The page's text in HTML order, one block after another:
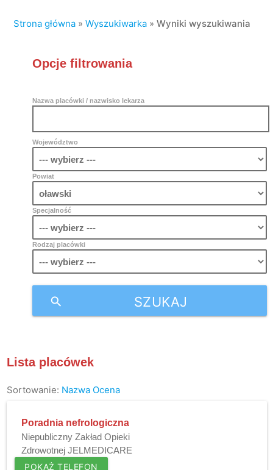
Strona główna »Wyszukiwarka »Wyniki wyszukiwania
Opcje filtrowania
Nazwa placówki / nazwisko lekarza
Województwo
Powiat
Specjalność
Rodzaj placówki
SZUKAJ
search
Lista placówek
Sortowanie: Nazwa Ocena
Poradnia nefrologiczna
Niepubliczny Zakład Opieki
Zdrowotnej JELMEDICARE
POKAŻ TELEFON